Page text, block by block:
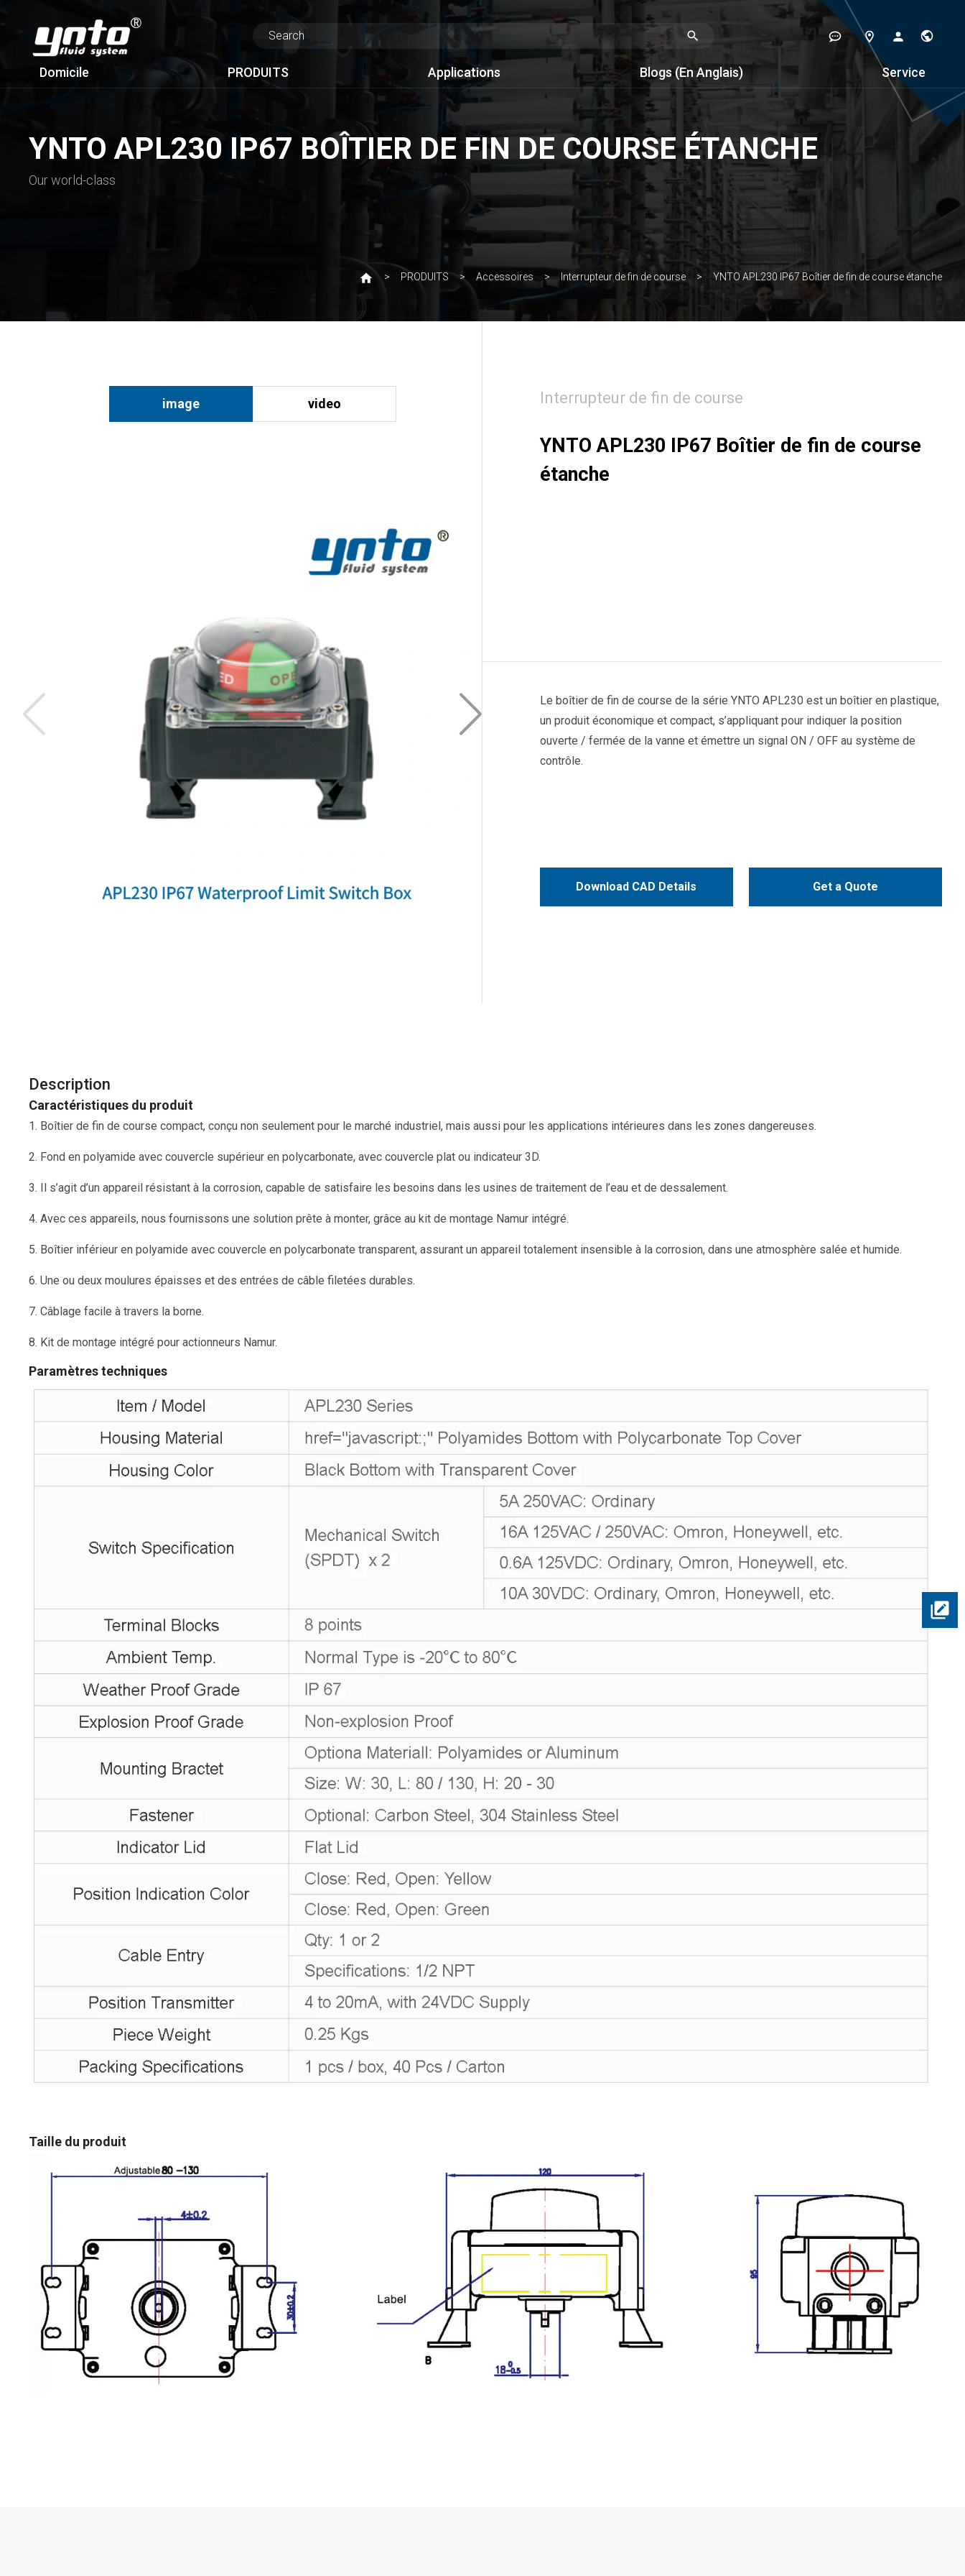
Domicile PRODUITS Applications Blogs (en Anglais) Service
YNTO APL230 IP67 BOÎTIER DE FIN DE COURSE ÉTANCHE
Our world-class
PRODUITS Accessoires Interrupteur de fin de course YNTO APL230 IP67 Boîtier de fin de course étanche
image video Interrupteur de fin de course
YNTO APL230 IP67 Boîtier de fin de course
étanche
Le boîtier de fin de course de la série YNTO APL230 est un boîtier en plastique,
un produit économique et compact, s’appliquant pour indiquer la position
ouverte / fermée de la vanne et émettre un signal ON / OFF au système de
contrôle.
Download CAD Details Get a Quote
Description
Caractéristiques du produit
1. Boîtier de fin de course compact, conçu non seulement pour le marché industriel, mais aussi pour les applications intérieures dans les zones dangereuses.
2. Fond en polyamide avec couvercle supérieur en polycarbonate, avec couvercle plat ou indicateur 3D.
3. Il s’agit d’un appareil résistant à la corrosion, capable de satisfaire les besoins dans les usines de traitement de l’eau et de dessalement.
4. Avec ces appareils, nous fournissons une solution prête à monter, grâce au kit de montage Namur intégré.
5. Boîtier inférieur en polyamide avec couvercle en polycarbonate transparent, assurant un appareil totalement insensible à la corrosion, dans une atmosphère salée et humide.
6. Une ou deux moulures épaisses et des entrées de câble filetées durables.
7. Câblage facile à travers la borne.
8. Kit de montage intégré pour actionneurs Namur.
Paramètres techniques
Taille du produit